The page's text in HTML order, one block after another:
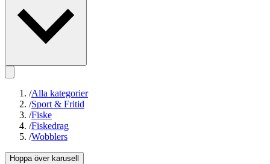
/Alla kategorier
/Sport & Fritid
/Fiske
/Fiskedrag
/Wobblers
Hoppa över karusell